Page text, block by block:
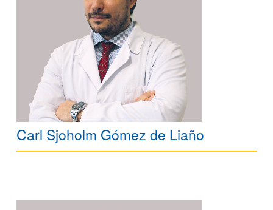
Carl Sjoholm Gómez de Liaño